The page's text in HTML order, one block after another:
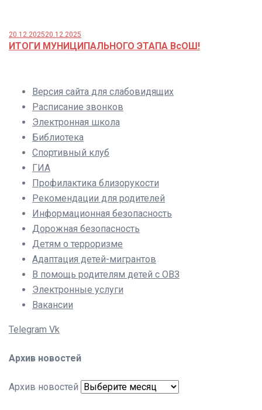
20.12.202520.12.2025
ИТОГИ МУНИЦИПАЛЬНОГО ЭТАПА ВсОШ!
Версия сайта для слабовидящих
Расписание звонков
Электронная школа
Библиотека
Спортивный клуб
ГИА
Профилактика близорукости
Рекомендации для родителей
Информационная безопасность
Дорожная безопасность
Детям о терроризме
Адаптация детей-мигрантов
В помощь родителям детей с ОВЗ
Электронные услуги
Вакансии
Telegram Vk
Архив новостей
Архив новостей